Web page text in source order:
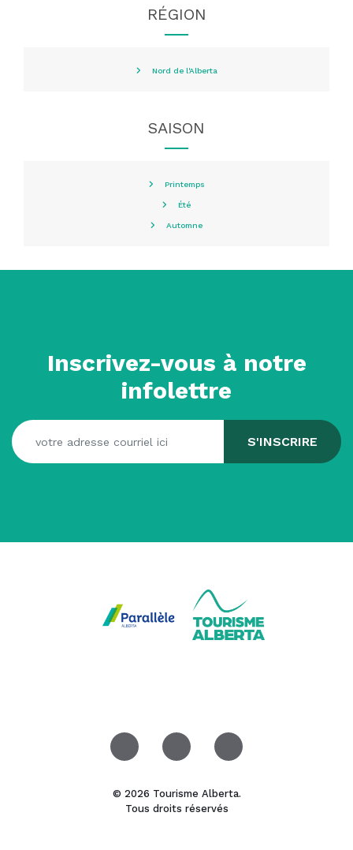
RÉGION
Nord de l'Alberta
SAISON
Printemps
Été
Automne
Inscrivez-vous à notre
infolettre
© 2026 Tourisme Alberta.
Tous droits réservés